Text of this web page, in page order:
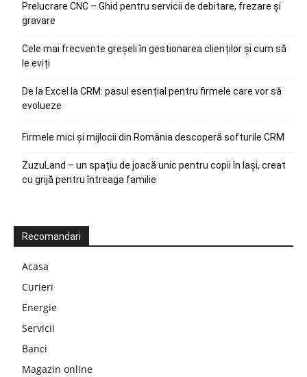
Prelucrare CNC – Ghid pentru servicii de debitare, frezare și
gravare
Cele mai frecvente greșeli în gestionarea clienților și cum să
le eviți
De la Excel la CRM: pasul esențial pentru firmele care vor să
evolueze
Firmele mici și mijlocii din România descoperă softurile CRM
ZuzuLand – un spațiu de joacă unic pentru copii în Iași, creat
cu grijă pentru întreaga familie
Recomandari
Acasa
Curieri
Energie
Servicii
Banci
Magazin online